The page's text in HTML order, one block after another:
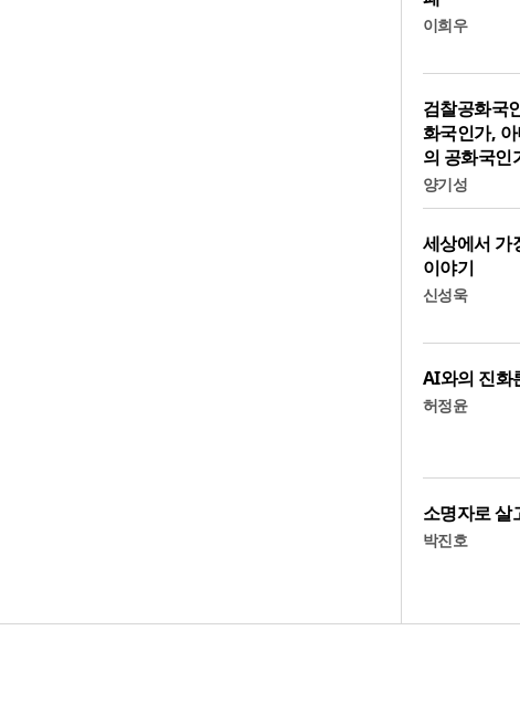
이희우
검찰공화국
화국인가,
의 공화국인
양기성
세상에서 가
이야기
신성욱
AI와의 진화
허정윤
소명자로 살
박진호